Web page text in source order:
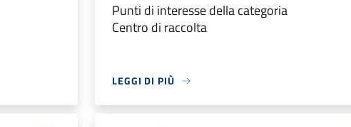
Punti di interesse della categoria
Centro di raccolta
LEGGI DI PIÙ